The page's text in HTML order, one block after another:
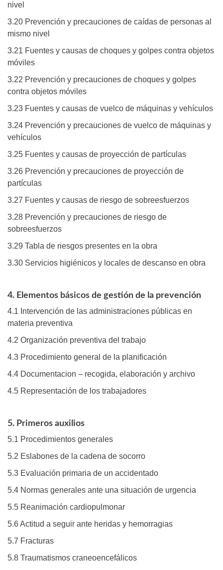
nivel
3.20 Prevención y precauciones de caídas de personas al
mismo nivel
3.21 Fuentes y causas de choques y golpes contra objetos
móviles
3.22 Prevención y precauciones de choques y golpes
contra objetos móviles
3.23 Fuentes y causas de vuelco de máquinas y vehículos
3.24 Prevención y precauciones de vuelco de máquinas y
vehículos
3.25 Fuentes y causas de proyección de partículas
3.26 Prevención y precauciones de proyección de
partículas
3.27 Fuentes y causas de riesgo de sobreesfuerzos
3.28 Prevención y precauciones de riesgo de
sobreesfuerzos
3.29 Tabla de riesgos presentes en la obra
3.30 Servicios higiénicos y locales de descanso en obra
4. Elementos básicos de gestión de la prevención
4.1 Intervención de las administraciones públicas en
materia preventiva
4.2 Organización preventiva del trabajo
4.3 Procedimiento general de la planificación
4.4 Documentacion – recogida, elaboración y archivo
4.5 Representación de los trabajadores
5. Primeros auxilios
5.1 Procedimientos generales
5.2 Eslabones de la cadena de socorro
5.3 Evaluación primaria de un accidentado
5.4 Normas generales ante una situación de urgencia
5.5 Reanimación cardiopulmonar
5.6 Actitud a seguir ante heridas y hemorragias
5.7 Fracturas
5.8 Traumatismos craneoencefálicos